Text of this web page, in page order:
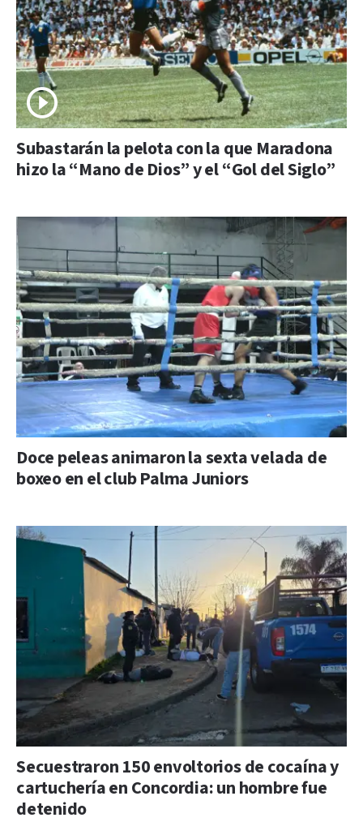
Subastarán la pelota con la que Maradona
hizo la “Mano de Dios” y el “Gol del Siglo”
Doce peleas animaron la sexta velada de
boxeo en el club Palma Juniors
Secuestraron 150 envoltorios de cocaína y
cartuchería en Concordia: un hombre fue
detenido